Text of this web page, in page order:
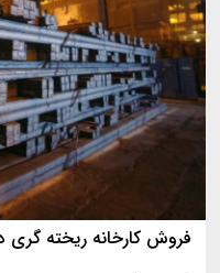
فروش کارخانه ریخته گری